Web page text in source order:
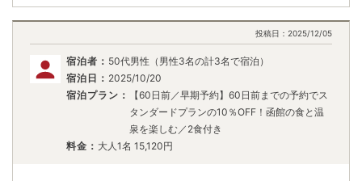
投稿日： 2025/12/05
宿泊者： 50代男性（男性3名の計3名で宿泊）
宿泊日： 2025/10/20
宿泊プラン：
【60日前／早期予約】60日前までの予約でス
タンダードプランの10％OFF！函館の食と温
泉を楽しむ／2食付き
料金： 大人1名 15,120円